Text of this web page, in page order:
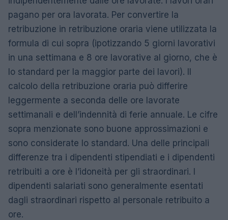
pagano per ora lavorata. Per convertire la
retribuzione in retribuzione oraria viene utilizzata la
formula di cui sopra (ipotizzando 5 giorni lavorativi
in ​​una settimana e 8 ore lavorative al giorno, che è
lo standard per la maggior parte dei lavori). Il
calcolo della retribuzione oraria può differire
leggermente a seconda delle ore lavorate
settimanali e dell’indennità di ferie annuale. Le cifre
sopra menzionate sono buone approssimazioni e
sono considerate lo standard. Una delle principali
differenze tra i dipendenti stipendiati e i dipendenti
retribuiti a ore è l’idoneità per gli straordinari. I
dipendenti salariati sono generalmente esentati
dagli straordinari rispetto al personale retribuito a
ore.